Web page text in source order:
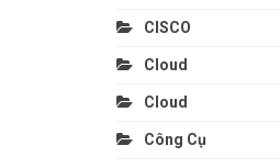
CISCO
Cloud
Cloud
Công Cụ